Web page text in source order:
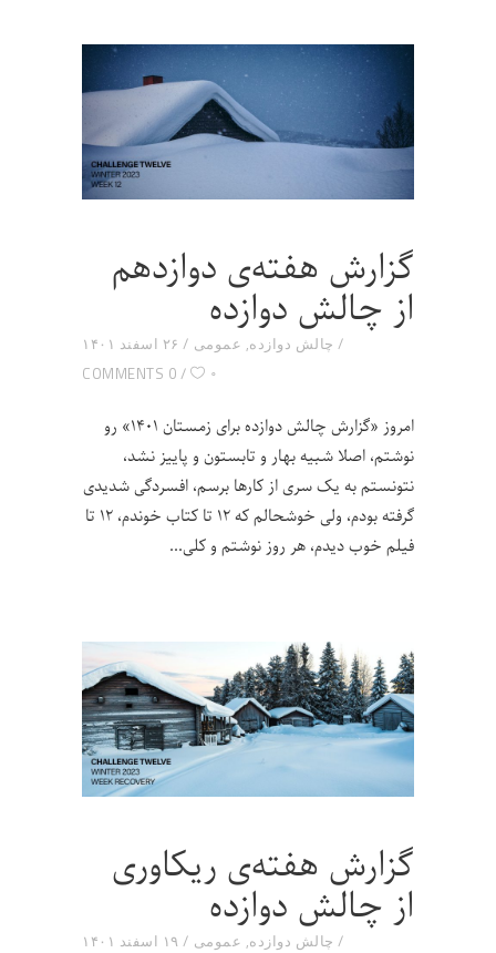
گزارش هفته‌ی دوازدهم
از چالش دوازده
۲۶ اسفند ۱۴۰۱ چالش دوازده, عمومی
0 COMMENTS
۰
امروز «گزارش چالش دوازده برای زمستان ۱۴۰۱» رو
نوشتم، اصلا شبیه بهار و تابستون و پاییز نشد،
نتونستم به یک سری از کارها برسم، افسردگی شدیدی
گرفته بودم، ولی خوشحالم که ۱۲ تا کتاب خوندم، ۱۲ تا
فیلم خوب دیدم، هر روز نوشتم و کلی
گزارش هفته‌ی ریکاوری
از چالش دوازده
۱۹ اسفند ۱۴۰۱ چالش دوازده, عمومی